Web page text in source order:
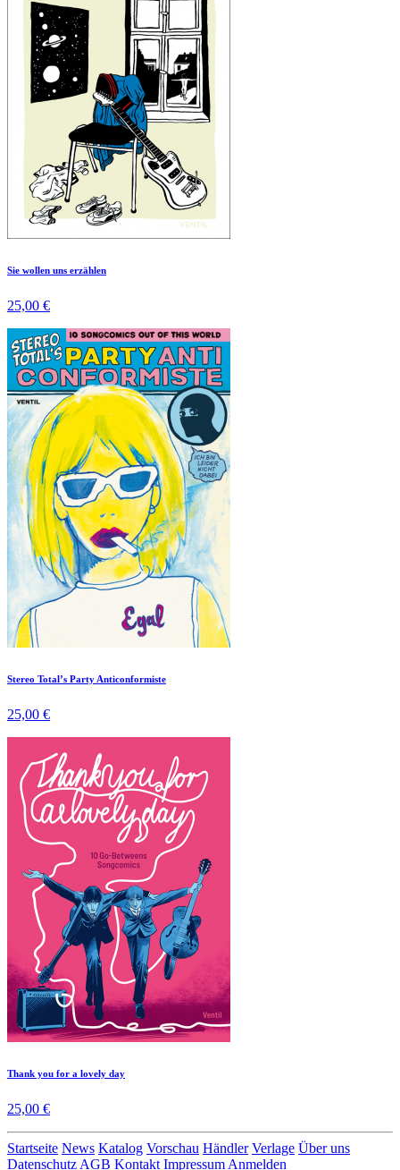
Sie wollen uns erzählen
25,00 €
Stereo Total’s Party Anticonformiste
25,00 €
Thank you for a lovely day
25,00 €
Startseite News Katalog Vorschau Händler Verlage Über uns
Datenschutz AGB Kontakt Impressum Anmelden